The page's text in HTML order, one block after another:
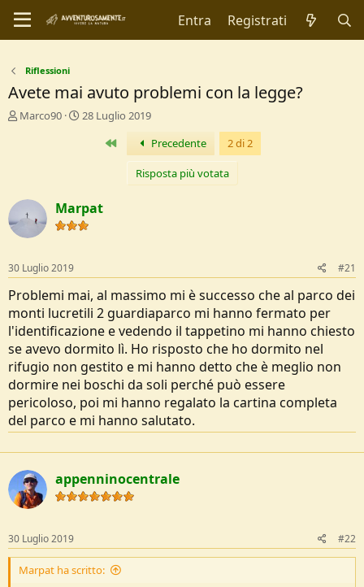
Entra Registrati
Riflessioni
Avete mai avuto problemi con la legge?
C
r
e
s
c
u
s
i
o
n
Marco90
D
I
n
i
o
28 Luglio 2019
Primo Precedente 2 di 2
Risposta più votata
Marpat
30 Luglio 2019 #21
Problemi mai, al massimo mi è successo che al parco dei
monti lucretili 2 guardiaparco mi hanno fermato per
l'identificazione e vedendo il tappetino mi hanno chiesto
se avevo dormito lì. Ho risposto che ho dormito nel
rifugio non gestito e mi hanno detto che è meglio non
dormire nei boschi da soli perché può essere
pericoloso, poi mi hanno regalato la cartina completa
del parco e mi hanno salutato.
appenninocentrale
30 Luglio 2019 #22
Marpat ha scritto: